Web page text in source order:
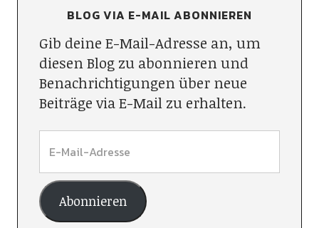
BLOG VIA E-MAIL ABONNIEREN
Gib deine E-Mail-Adresse an, um
diesen Blog zu abonnieren und
Benachrichtigungen über neue
Beiträge via E-Mail zu erhalten.
Abonnieren